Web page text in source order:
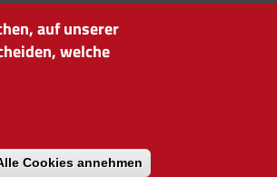
auf unserer
welche
Cookies annehmen